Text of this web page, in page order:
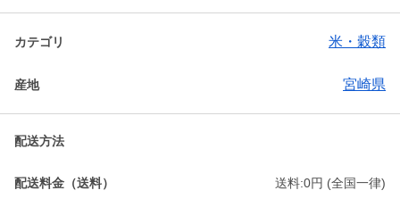
カテゴリ 米・穀類
産地 宮崎県
配送方法
配送料金（送料） 送料:0円 (全国一律)